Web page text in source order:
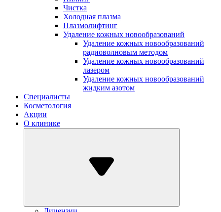
Чистка
Холодная плазма
Плазмолифтинг
Удаление кожных новообразований
Удаление кожных новообразований
радиоволновым методом
Удаление кожных новообразований
лазером
Удаление кожных новообразований
жидким азотом
Специалисты
Косметология
Акции
О клинике